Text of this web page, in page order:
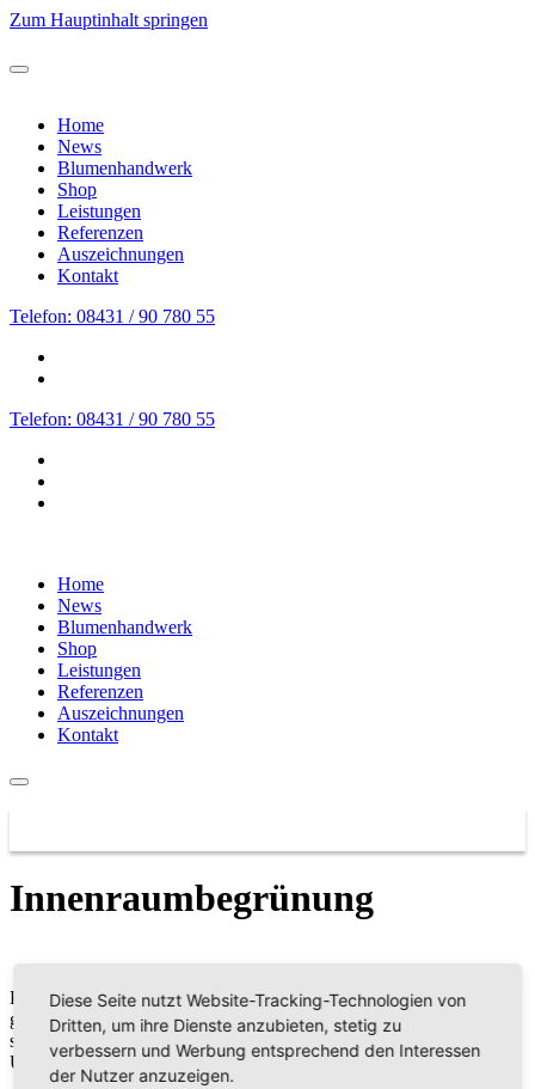
Zum Hauptinhalt springen
Home
News
Blumenhandwerk
Shop
Leistungen
Referenzen
Auszeichnungen
Kontakt
Telefon: 08431 / 90 780 55
Telefon: 08431 / 90 780 55
Home
News
Blumenhandwerk
Shop
Leistungen
Referenzen
Auszeichnungen
Kontakt
Innenraumbegrünung
Pflanzen fördern nachweislich das Wohlbefinden und sorgen für ein
gutes Raumklima. Wir beraten Sie dazu gerne, planen
standortgerecht und begrünen bei Ihnen vor Ort. Jede Pflanze ist ein
Unikat und wird von uns persönlich ausgewählt.
Diese Seite nutzt Website-Tracking-Technologien von
Dritten, um ihre Dienste anzubieten, stetig zu
verbessern und Werbung entsprechend den Interessen
der Nutzer anzuzeigen.